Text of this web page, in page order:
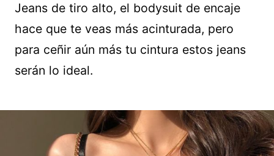
Jeans de tiro alto, el bodysuit de encaje
hace que te veas más acinturada, pero
para ceñir aún más tu cintura estos jeans
serán lo ideal.